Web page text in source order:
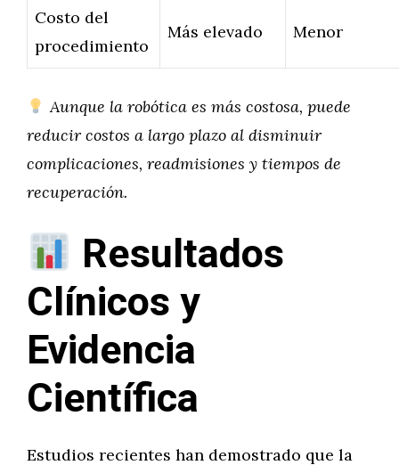
Costo del
procedimiento
Más elevado Menor
Aunque la robótica es más costosa, puede
reducir costos a largo plazo al disminuir
complicaciones, readmisiones y tiempos de
recuperación.
Resultados
Clínicos y
Evidencia
Científica
Estudios recientes han demostrado que la